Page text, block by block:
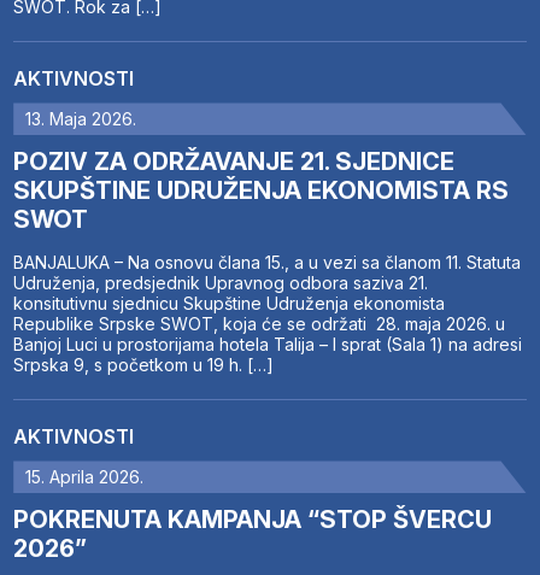
SWOT. Rok za […]
AKTIVNOSTI
13. Maja 2026.
POZIV ZA ODRŽAVANJE 21. SJEDNICE
SKUPŠTINE UDRUŽENJA EKONOMISTA RS
SWOT
BANJALUKA – Na osnovu člana 15., a u vezi sa članom 11. Statuta
Udruženja, predsjednik Upravnog odbora saziva 21.
konsitutivnu sjednicu Skupštine Udruženja ekonomista
Republike Srpske SWOT, koja će se održati 28. maja 2026. u
Banjoj Luci u prostorijama hotela Talija – I sprat (Sala 1) na adresi
Srpska 9, s početkom u 19 h. […]
AKTIVNOSTI
15. Aprila 2026.
POKRENUTA KAMPANJA “STOP ŠVERCU
2026”